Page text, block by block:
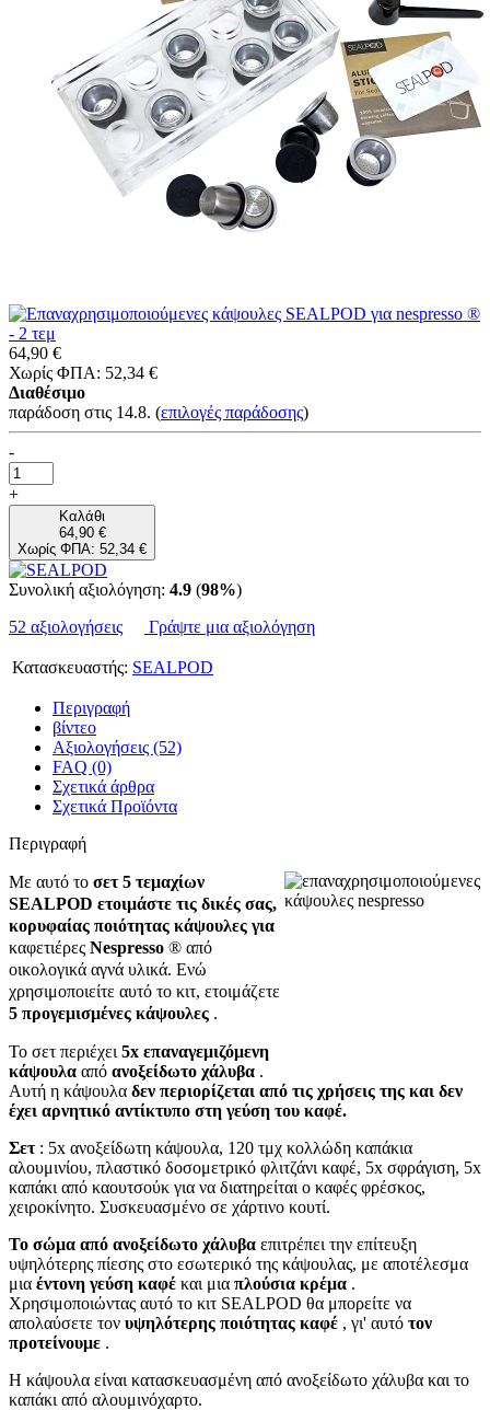
64,90 €
Χωρίς ΦΠΑ: 52,34 €
Διαθέσιμο
παράδοση στις 14.8. (επιλογές παράδοσης)
-
+
Καλάθι
64,90 €
Χωρίς ΦΠΑ: 52,34 €
Συνολική αξιολόγηση: 4.9 (98%)
52 αξιολογήσεις
Γράψτε μια αξιολόγηση
Κατασκευαστής: SEALPOD
Περιγραφή
βίντεο
Αξιολογήσεις (52)
FAQ (0)
Σχετικά άρθρα
Σχετικά Προϊόντα
Περιγραφή
Με αυτό το σετ 5 τεμαχίων
SEALPOD ετοιμάστε τις δικές σας,
κορυφαίας ποιότητας κάψουλες για
καφετιέρες Nespresso ® από
οικολογικά αγνά υλικά. Ενώ
χρησιμοποιείτε αυτό το κιτ, ετοιμάζετε
5 προγεμισμένες κάψουλες .
Το σετ περιέχει 5x επαναγεμιζόμενη
κάψουλα από ανοξείδωτο χάλυβα .
Αυτή η κάψουλα δεν περιορίζεται από τις χρήσεις της και δεν
έχει αρνητικό αντίκτυπο στη γεύση του καφέ.
Σετ: 5x ανοξείδωτη κάψουλα, 120 τμχ κολλώδη καπάκια
αλουμινίου, πλαστικό δοσομετρικό φλιτζάνι καφέ, 5x σφράγιση, 5x
καπάκι από καουτσούκ για να διατηρείται ο καφές φρέσκος,
χειροκίνητο. Συσκευασμένο σε χάρτινο κουτί.
Το σώμα από ανοξείδωτο χάλυβα επιτρέπει την επίτευξη
υψηλότερης πίεσης στο εσωτερικό της κάψουλας, με αποτέλεσμα
μια έντονη γεύση καφέ και μια πλούσια κρέμα .
Χρησιμοποιώντας αυτό το κιτ SEALPOD θα μπορείτε να
απολαύσετε τον υψηλότερης ποιότητας καφέ , γι' αυτό τον
προτείνουμε .
Η κάψουλα είναι κατασκευασμένη από ανοξείδωτο χάλυβα και το
καπάκι από αλουμινόχαρτο.